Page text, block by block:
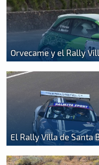
Orvecame y el Rally
El Rally Villa de Santa